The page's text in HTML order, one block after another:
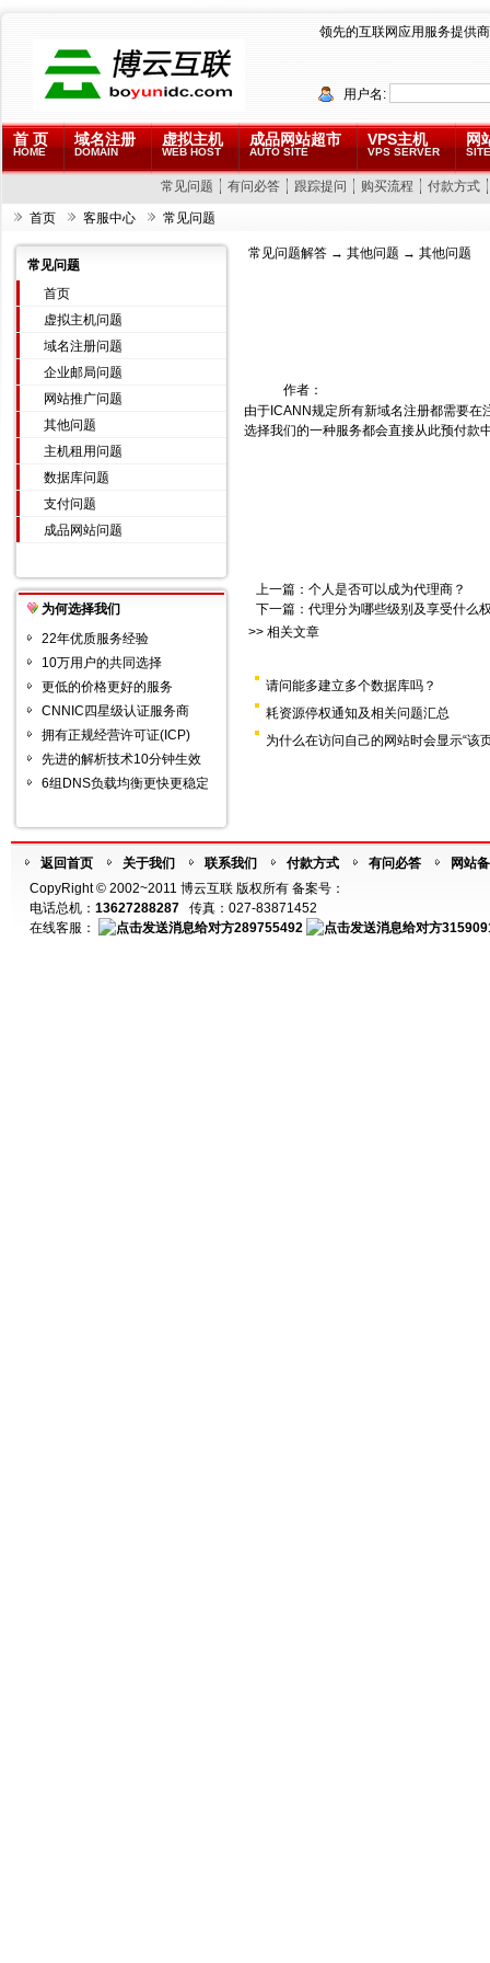
领先的互联网应用服务提供商
用户名:
首 页
HOME
域名注册
DOMAIN
虚拟主机
WEB HOST
成品网站超市
AUTO SITE
VPS主机
VPS SERVER
网
常见问题 有问必答 跟踪提问 购买流程 付款方式
首页 客服中心 常见问题
常见问题
首页
虚拟主机问题
域名注册问题
企业邮局问题
网站推广问题
其他问题
主机租用问题
数据库问题
支付问题
成品网站问题
为何选择我们
22年优质服务经验
10万用户的共同选择
更低的价格更好的服务
CNNIC四星级认证服务商
拥有正规经营许可证(ICP)
先进的解析技术10分钟生效
6组DNS负载均衡更快更稳定
常见问题解答 → 其他问题 → 其他问题
作者：
由于ICANN规定所有新域名注册都需要
选择我们的一种服务都会直接从此预付款
上一篇： 个人是否可以成为代理商？
下一篇： 代理分为哪些级别及享受什么
>> 相关文章
请问能多建立多个数据库吗？
耗资源停权通知及相关问题汇总
为什么在访问自己的网站时会显示“该
返回首页 关于我们 联系我们 付款方式 有问必答
网站
CopyRight © 2002~2011 博云互联 版权所有 备案号：
电话总机： 13627288287 传真：027-83871452
在线客服：
289755492